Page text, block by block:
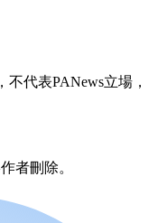
代表PANews立場，
者刪除。